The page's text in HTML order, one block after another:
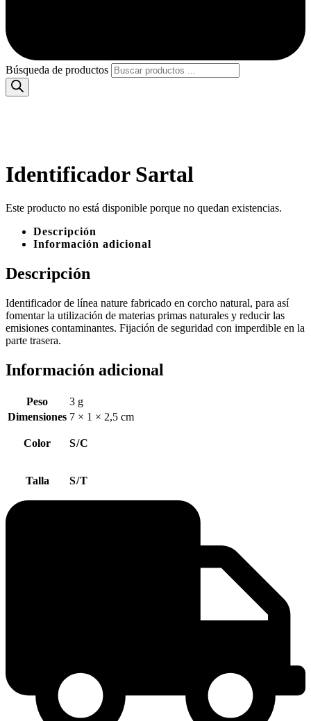
Búsqueda de productos
Identificador Sartal
Este producto no está disponible porque no quedan existencias.
Descripción
Información adicional
Descripción
Identificador de línea nature fabricado en corcho natural, para así
fomentar la utilización de materias primas naturales y reducir las
emisiones contaminantes. Fijación de seguridad con imperdible en la
parte trasera.
Información adicional
Peso
3 g
Dimensiones 7 × 1 × 2,5 cm
Color S/C
Talla S/T